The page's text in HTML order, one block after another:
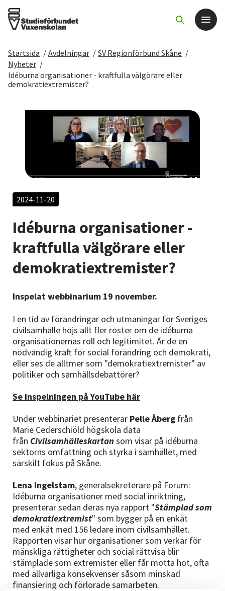
Det här gör vi
Sök kurser och evenemang
Starta studiecirkel
Cirkelledare
Nyheter
Lyssna
Startsida / Avdelningar / SV Regionförbund Skåne /
Nyheter /
Idéburna organisationer - kraftfulla välgörare eller
demokratiextremister?
2024-11-20
Idéburna organisationer -
kraftfulla välgörare eller
demokratiextremister?
Inspelat webbinarium 19 november.
I en tid av förändringar och utmaningar för Sveriges
civilsamhälle höjs allt fler röster om de idéburna
organisationernas roll och legitimitet. Är de en
nödvändig kraft för social förändring och demokrati,
eller ses de alltmer som "demokratiextremister" av
politiker och samhällsdebattörer?
Se inspelningen på YouTube här
Under webbinariet presenterar Pelle Åberg från
Marie Cederschiöld högskola data
från Civilsamhälleskartansom visar på idéburna
sektorns omfattning och styrka i samhället, med
särskilt fokus på Skåne.
Lena Ingelstam, generalsekreterare på Forum:
Idéburna organisationer med social inriktning,
presenterar sedan deras nya rapport "Stämplad som
demokratiextremist" som bygger på en enkät
med enkät med 156 ledare inom civilsamhället.
Rapporten visar hur organisationer som verkar för
mänskliga rättigheter och social rättvisa blir
stämplade som extremister eller får motta hot, ofta
med allvarliga konsekvenser såsom minskad
finansiering och förlorade samarbeten.